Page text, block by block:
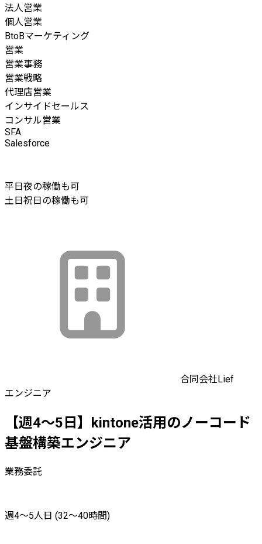
法人営業
個人営業
BtoBマーケティング
営業
営業事務
営業戦略
代理店営業
インサイドセールス
コンサル営業
SFA
Salesforce
平日夜の稼働も可
土日祝日の稼働も可
合同会社Lief
エンジニア
【週4〜5日】kintone活用のノーコード
基盤構築エンジニア
業務委託
週4〜5人日 (32〜40時間)